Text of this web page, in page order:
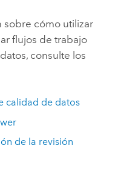
sobre cómo utilizar
flujos de trabajo
consulte los
calidad de datos
de la revisión